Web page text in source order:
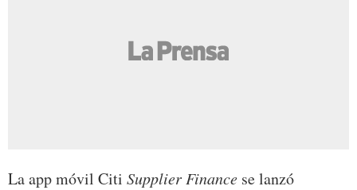
La app móvil Citi Supplier Finance se lanzó